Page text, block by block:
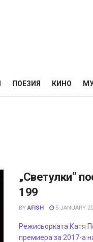
ПОЕЗИЯ КИНО
„Светулки”
199
BY AFISH 5 JANUARY
Режисьорката Катя
премиера за 2017-а